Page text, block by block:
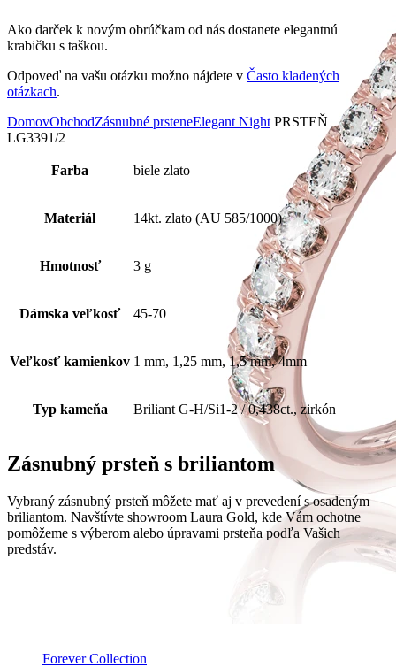
Forever Collection
Ako darček k novým obrúčkam od nás dostanete elegantnú
krabičku s taškou.
Odpoveď na vašu otázku možno nájdete v Často kladených
otázkach.
DomovObchodZásnubné prsteneElegant Night PRSTEŇ
LG3391/2
Farba biele zlato
Materiál 14kt. zlato (AU 585/1000)
Hmotnosť 3 g
Dámska veľkosť 45-70
Veľkosť kamienkov 1 mm, 1,25 mm, 1,5 mm, 4mm
Typ kameňa Briliant G-H/Si1-2 / 0,438ct., zirkón
Zásnubný prsteň s briliantom
Vybraný zásnubný prsteň môžete mať aj v prevedení s osadeným
briliantom. Navštívte showroom Laura Gold, kde Vám ochotne
pomôžeme s výberom alebo úpravami prsteňa podľa Vašich
predstáv.